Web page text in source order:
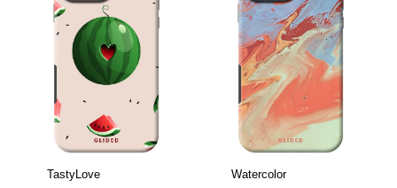
TastyLove
Watercolor